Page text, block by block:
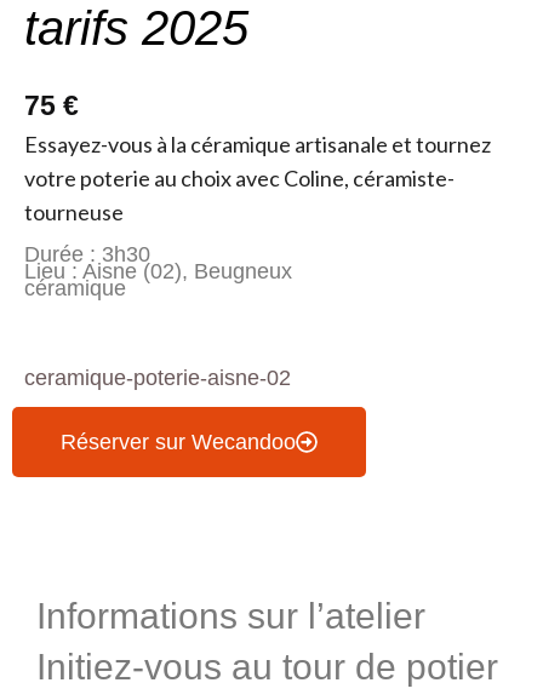
tarifs 2025
75 €
Essayez-vous à la céramique artisanale et tournez
votre poterie au choix avec Coline, céramiste-
tourneuse
Durée : 3h30
Lieu : Aisne (02), Beugneux
céramique
ceramique-poterie-aisne-02
Réserver sur Wecandoo
Informations sur l’atelier
Initiez-vous au tour de potier